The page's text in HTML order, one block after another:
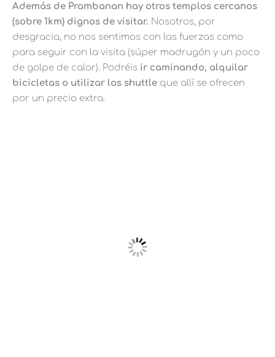
Además de Prambanan hay otros templos cercanos
(sobre 1km) dignos de visitar. Nosotros, por
desgracia, no nos sentimos con las fuerzas como
para seguir con la visita (súper madrugón y un poco
de golpe de calor). Podréis ir caminando, alquilar
bicicletas o utilizar los shuttle que allí se ofrecen
por un precio extra.